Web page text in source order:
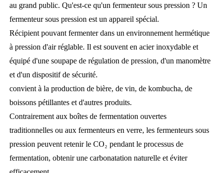
au grand public. Qu'est-ce qu'un fermenteur sous pression ? Un
fermenteur sous pression est un appareil spécial.
Récipient pouvant fermenter dans un environnement hermétique
à pression d'air réglable. Il est souvent en acier inoxydable et
équipé d'une soupape de régulation de pression, d'un manomètre
et d'un dispositif de sécurité.
convient à la production de bière, de vin, de kombucha, de
boissons pétillantes et d'autres produits.
Contrairement aux boîtes de fermentation ouvertes
traditionnelles ou aux fermenteurs en verre, les fermenteurs sous
pression peuvent retenir le CO₂ pendant le processus de
fermentation, obtenir une carbonatation naturelle et éviter